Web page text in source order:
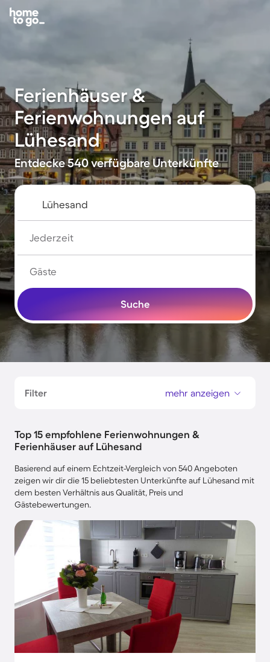
Ferienhäuser &
Ferienwohnungen auf
Lühesand
Entdecke 540 verfügbare Unterkünfte
Jederzeit
Gäste
Suche
Filter mehr anzeigen
Top 15 empfohlene Ferienwohnungen &
Ferienhäuser auf Lühesand
Basierend auf einem Echtzeit-Vergleich von 540 Angeboten
zeigen wir dir die 15 beliebtesten Unterkünfte auf Lühesand mit
dem besten Verhältnis aus Qualität, Preis und
Gästebewertungen.